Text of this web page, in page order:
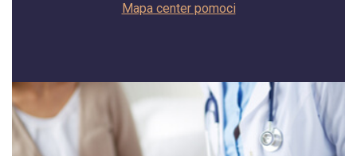
Mapa center pomoci